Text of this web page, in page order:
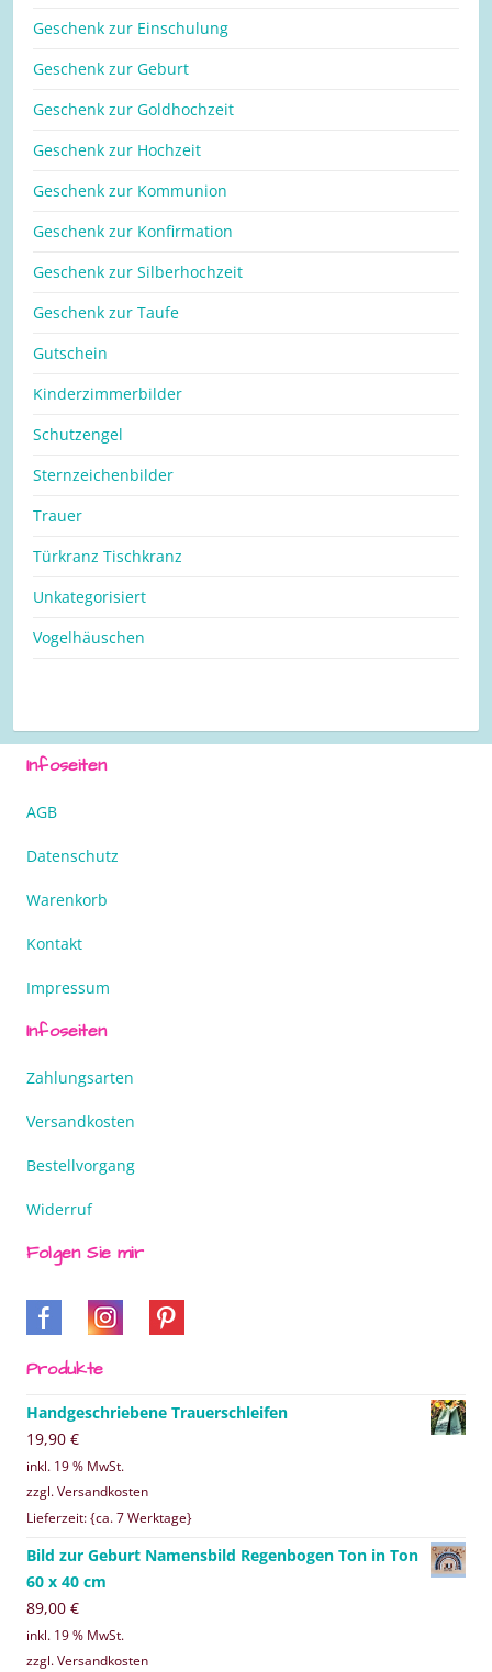
Geschenk zur Einschulung
Geschenk zur Geburt
Geschenk zur Goldhochzeit
Geschenk zur Hochzeit
Geschenk zur Kommunion
Geschenk zur Konfirmation
Geschenk zur Silberhochzeit
Geschenk zur Taufe
Gutschein
Kinderzimmerbilder
Schutzengel
Sternzeichenbilder
Trauer
Türkranz Tischkranz
Unkategorisiert
Vogelhäuschen
Infoseiten
AGB
Datenschutz
Warenkorb
Kontakt
Impressum
Infoseiten
Zahlungsarten
Versandkosten
Bestellvorgang
Widerruf
Folgen Sie mir
Produkte
Handgeschriebene Trauerschleifen
19,90 €
inkl. 19 % MwSt.
zzgl. Versandkosten
Lieferzeit: {ca. 7 Werktage}
Bild zur Geburt Namensbild Regenbogen Ton in Ton
60 x 40 cm
89,00 €
inkl. 19 % MwSt.
zzgl. Versandkosten